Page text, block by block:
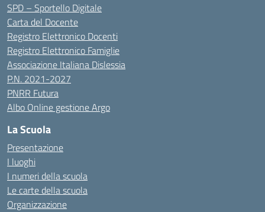
SPD – Sportello Digitale
Carta del Docente
Registro Elettronico Docenti
Registro Elettronico Famiglie
Associazione Italiana Dislessia
P.N. 2021-2027
PNRR Futura
Albo Online gestione Argo
La Scuola
Presentazione
I luoghi
I numeri della scuola
Le carte della scuola
Organizzazione